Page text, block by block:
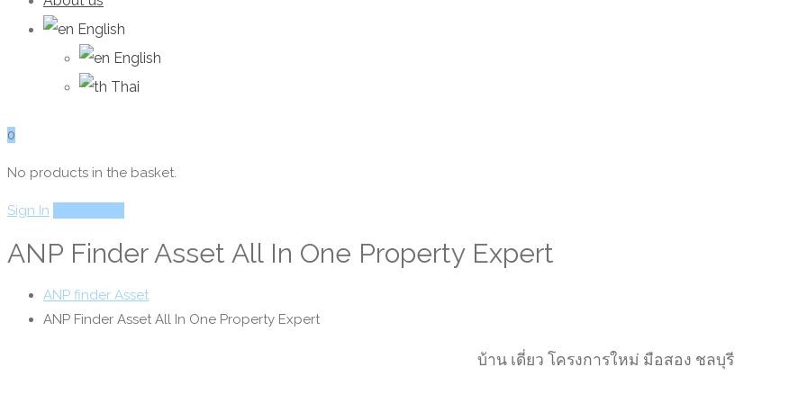
English
English
Thai
0
No products in the basket.
Sign In
ANP Finder Asset All In One Property Expert
ANP finder Asset
ANP Finder Asset All In One Property Expert
บ้าน เดี่ยว โครงการใหม่ มือสอง ชลบุรี